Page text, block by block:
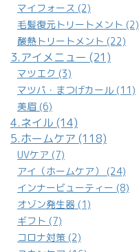
マイフォース (2)
毛髪復元トリートメント (2)
酸熱トリートメント (22)
3.アイメニュー (21)
マツエク (3)
マツパ・まつげカール (11)
美眉 (6)
4.ネイル (14)
5.ホームケア (118)
UVケア (7)
アイ（ホームケア） (24)
インナービューティー (8)
オゾン発生器 (1)
ギフト (7)
コロナ対策 (2)